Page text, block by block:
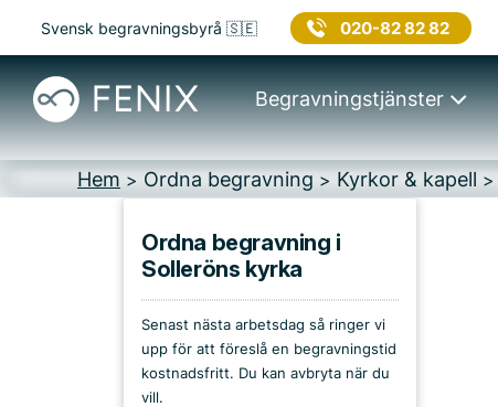
Svensk begravningsbyrå 🇸🇪 020-82 82 82
Begravningstjänster
Hem > Ordna begravning > Kyrkor & kapell >
Kyrkor & kapell
Begravningsplatser
Ordna begravning i
Solleröns kyrka
Senast nästa arbetsdag så ringer vi
upp för att föreslå en begravningstid
kostnadsfritt. Du kan avbryta när du
vill.